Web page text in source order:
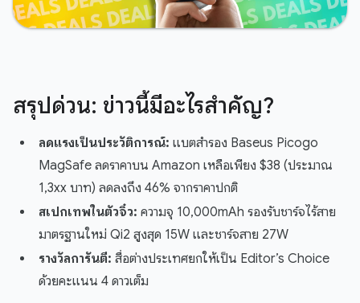
สรุปด่วน: ข่าวนี้มีอะไรสำคัญ?
ลดแรงเป็นประวัติการณ์: แบตสำรอง Baseus Picogo
MagSafe ลดราคาบน Amazon เหลือเพียง $38 (ประมาณ
1,3xx บาท) ลดลงถึง 46% จากราคาปกติ
สเปกเทพในตัวจิ๋ว: ความจุ 10,000mAh รองรับชาร์จไร้สาย
มาตรฐานใหม่ Qi2 สูงสุด 15W และชาร์จสาย 27W
รางวัลการันตี: สื่อต่างประเทศยกให้เป็น Editor’s Choice
ด้วยคะแนน 4 ดาวเต็ม